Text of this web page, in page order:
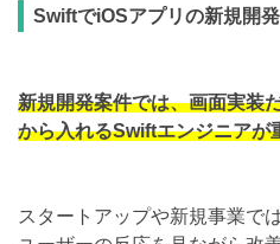
SwiftでiOSアプリの新規開発
新規開発案件では、画面実装
から入れるSwiftエンジニアが
スタートアップや新規事業で